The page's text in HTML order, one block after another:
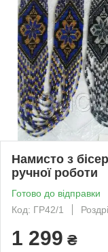
Намисто з
ручної роботи
Готово до відправки
Код: ГР42/1
1 299 ₴